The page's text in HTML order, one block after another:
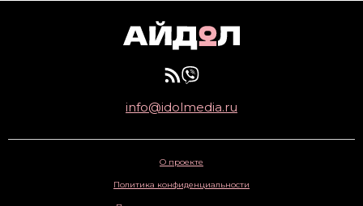
info@idolmedia.ru
О проекте
Политика конфиденциальности